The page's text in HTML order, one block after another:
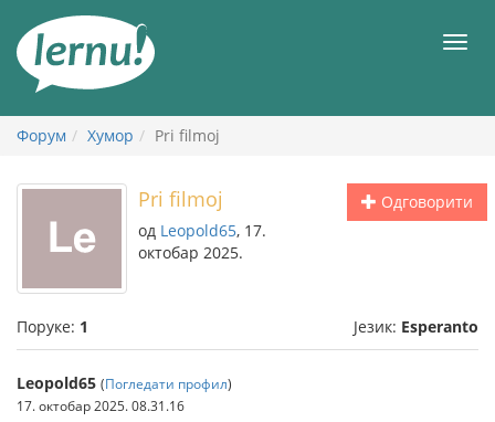
садржају
Форум Хумор Pri filmoj
Одговорити
Pri filmoj
од Leopold65, 17.
октобар 2025.
Поруке: 1 Језик: Esperanto
Leopold65 (Погледати профил)
17. октобар 2025. 08.31.16